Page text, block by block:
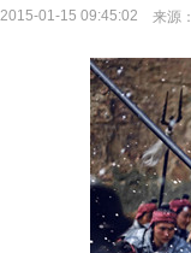
2015-01-15 09:45:02 来源：